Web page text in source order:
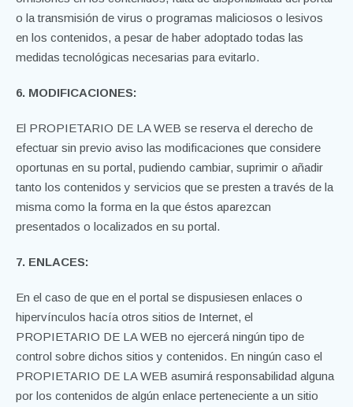
o la transmisión de virus o programas maliciosos o lesivos
en los contenidos, a pesar de haber adoptado todas las
medidas tecnológicas necesarias para evitarlo.
6. MODIFICACIONES:
El PROPIETARIO DE LA WEB se reserva el derecho de
efectuar sin previo aviso las modificaciones que considere
oportunas en su portal, pudiendo cambiar, suprimir o añadir
tanto los contenidos y servicios que se presten a través de la
misma como la forma en la que éstos aparezcan
presentados o localizados en su portal.
7. ENLACES:
En el caso de que en el portal se dispusiesen enlaces o
hipervínculos hacía otros sitios de Internet, el
PROPIETARIO DE LA WEB no ejercerá ningún tipo de
control sobre dichos sitios y contenidos. En ningún caso el
PROPIETARIO DE LA WEB asumirá responsabilidad alguna
por los contenidos de algún enlace perteneciente a un sitio